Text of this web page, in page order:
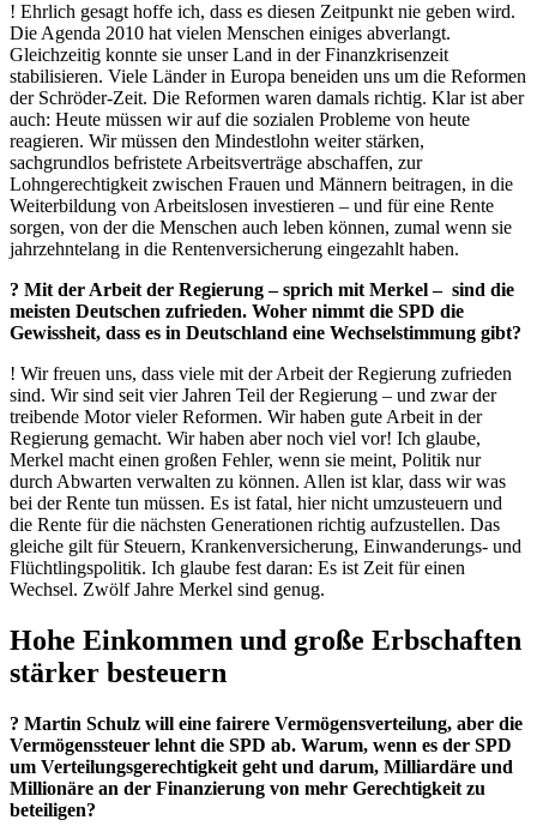
! Ehrlich gesagt hoffe ich, dass es diesen Zeitpunkt nie geben wird.
Die Agenda 2010 hat vielen Menschen einiges abverlangt.
Gleichzeitig konnte sie unser Land in der Finanzkrisenzeit
stabilisieren. Viele Länder in Europa beneiden uns um die Reformen
der Schröder-Zeit. Die Reformen waren damals richtig. Klar ist aber
auch: Heute müssen wir auf die sozialen Probleme von heute
reagieren. Wir müssen den Mindestlohn weiter stärken,
sachgrundlos befristete Arbeitsverträge abschaffen, zur
Lohngerechtigkeit zwischen Frauen und Männern beitragen, in die
Weiterbildung von Arbeitslosen investieren – und für eine Rente
sorgen, von der die Menschen auch leben können, zumal wenn sie
jahrzehntelang in die Rentenversicherung eingezahlt haben.
? Mit der Arbeit der Regierung – sprich mit Merkel – sind die
meisten Deutschen zufrieden. Woher nimmt die SPD die
Gewissheit, dass es in Deutschland eine Wechselstimmung gibt?
! Wir freuen uns, dass viele mit der Arbeit der Regierung zufrieden
sind. Wir sind seit vier Jahren Teil der Regierung – und zwar der
treibende Motor vieler Reformen. Wir haben gute Arbeit in der
Regierung gemacht. Wir haben aber noch viel vor! Ich glaube,
Merkel macht einen großen Fehler, wenn sie meint, Politik nur
durch Abwarten verwalten zu können. Allen ist klar, dass wir was
bei der Rente tun müssen. Es ist fatal, hier nicht umzusteuern und
die Rente für die nächsten Generationen richtig aufzustellen. Das
gleiche gilt für Steuern, Krankenversicherung, Einwanderungs- und
Flüchtlingspolitik. Ich glaube fest daran: Es ist Zeit für einen
Wechsel. Zwölf Jahre Merkel sind genug.
Hohe Einkommen und große Erbschaften
stärker besteuern
? Martin Schulz will eine fairere Vermögensverteilung, aber die
Vermögenssteuer lehnt die SPD ab. Warum, wenn es der SPD
um Verteilungsgerechtigkeit geht und darum, Milliardäre und
Millionäre an der Finanzierung von mehr Gerechtigkeit zu
beteiligen?